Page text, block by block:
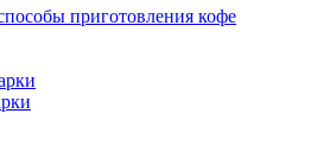
приготовления кофе